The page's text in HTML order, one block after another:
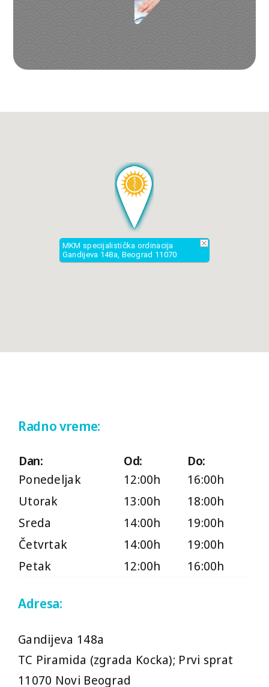
MKM specijalistička ordinacija
Gandijeva 148a, Beograd 11070
Radno vreme:
Dan: Od:
Do:
Ponedeljak
12:00h
16:00h
Utorak
13:00h
18:00h
Sreda
14:00h
19:00h
Četvrtak
14:00h
19:00h
Petak
12:00h 16:00h
Adresa:
Gandijeva 148a
TC Piramida (zgrada Kocka); Prvi sprat
11070 Novi Beograd
+381 (0)63 1 156 157
011 77 024 77
Od:
12:00h
Utorak 13:00h 18:00h
Petak 12:00h 16:00h